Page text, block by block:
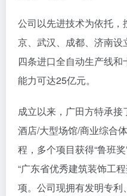
公司以先进技术为依托
京、武汉、成都、济南
四条进口全自动生产线
能力可达25亿元。
成立以来，广田方特承接
酒店/大型场馆/商业综合
程，多个项目获得“鲁班奖
“广东省优秀建筑装饰工
项。公司现拥有发明专利